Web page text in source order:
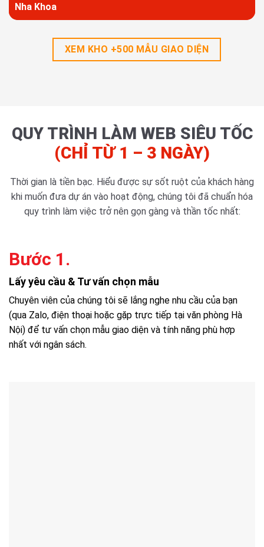
Nha Khoa
XEM KHO +500 MẪU GIAO DIỆN
QUY TRÌNH LÀM WEB SIÊU TỐC
(CHỈ TỪ 1 – 3 NGÀY)
Thời gian là tiền bạc. Hiểu được sự sốt ruột của khách hàng
khi muốn đưa dự án vào hoạt động, chúng tôi đã chuẩn hóa
quy trình làm việc trở nên gọn gàng và thần tốc nhất:
Bước 1.
Lấy yêu cầu & Tư vấn chọn mẫu
Chuyên viên của chúng tôi sẽ lắng nghe nhu cầu của bạn
(qua Zalo, điện thoại hoặc gặp trực tiếp tại văn phòng Hà
Nội) để tư vấn chọn mẫu giao diện và tính năng phù hợp
nhất với ngân sách.